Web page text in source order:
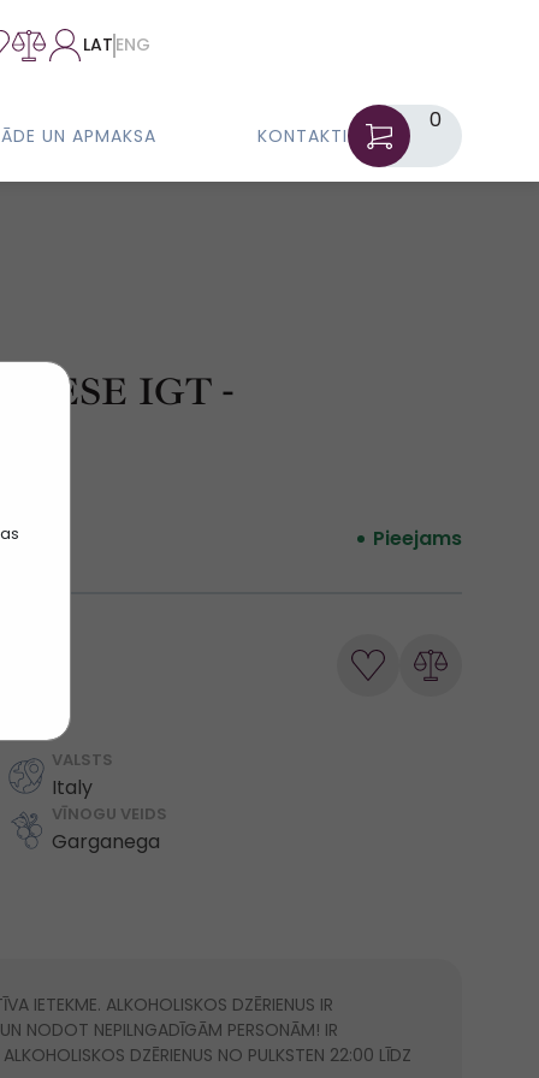
LAT ENG
UN APMAKSA KONTAKTI
0
IGT -
Pieejams
VALSTS
Italy
VĪNOGU VEIDS
Garganega
IETEKME. ALKOHOLISKOS DZĒRIENUS IR
NODOT NEPILNGADĪGĀM PERSONĀM! IR
DZĒRIENUS NO PULKSTEN 22:00 LĪDZ